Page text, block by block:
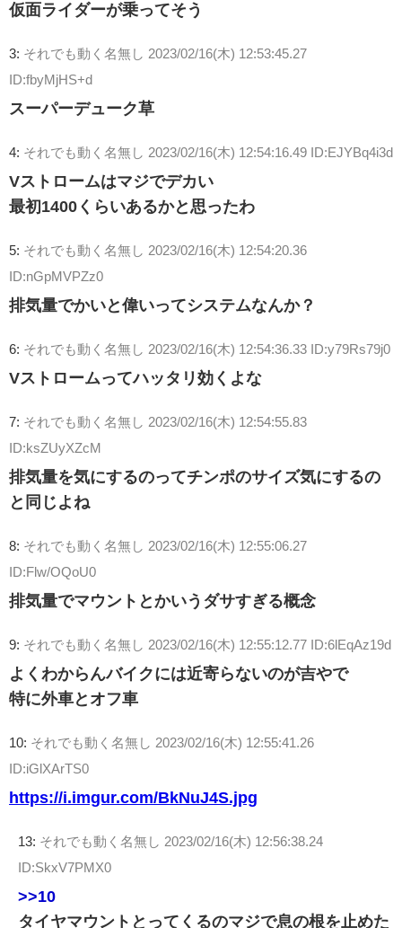
仮面ライダーが乗ってそう
3: それでも動く名無し
2023/02/16(木) 12:53:45.27
ID:fbyMjHS+d
スーパーデューク草
4: それでも動く名無し 2023/02/16(木) 12:54:16.49 ID:EJYBq4i3d
Vストロームはマジでデカい
最初1400くらいあるかと思ったわ
5: それでも動く名無し
2023/02/16(木) 12:54:20.36
ID:nGpMVPZz0
排気量でかいと偉いってシステムなんか？
6: それでも動く名無し 2023/02/16(木) 12:54:36.33 ID:y79Rs79j0
Vストロームってハッタリ効くよな
7: それでも動く名無し
2023/02/16(木) 12:54:55.83
ID:ksZUyXZcM
排気量を気にするのってチンポのサイズ気にするの
と同じよね
8: それでも動く名無し
2023/02/16(木) 12:55:06.27
ID:Flw/OQoU0
排気量でマウントとかいうダサすぎる概念
9: それでも動く名無し 2023/02/16(木) 12:55:12.77 ID:6lEqAz19d
よくわからんバイクには近寄らないのが吉やで
特に外車とオフ車
10: それでも動く名無し
2023/02/16(木) 12:55:41.26
ID:iGlXArTS0
https://i.imgur.com/BkNuJ4S.jpg
13: それでも動く名無し
2023/02/16(木) 12:56:38.24
ID:SkxV7PMX0
>>10
タイヤマウントとってくるのマジで息の根を止めた